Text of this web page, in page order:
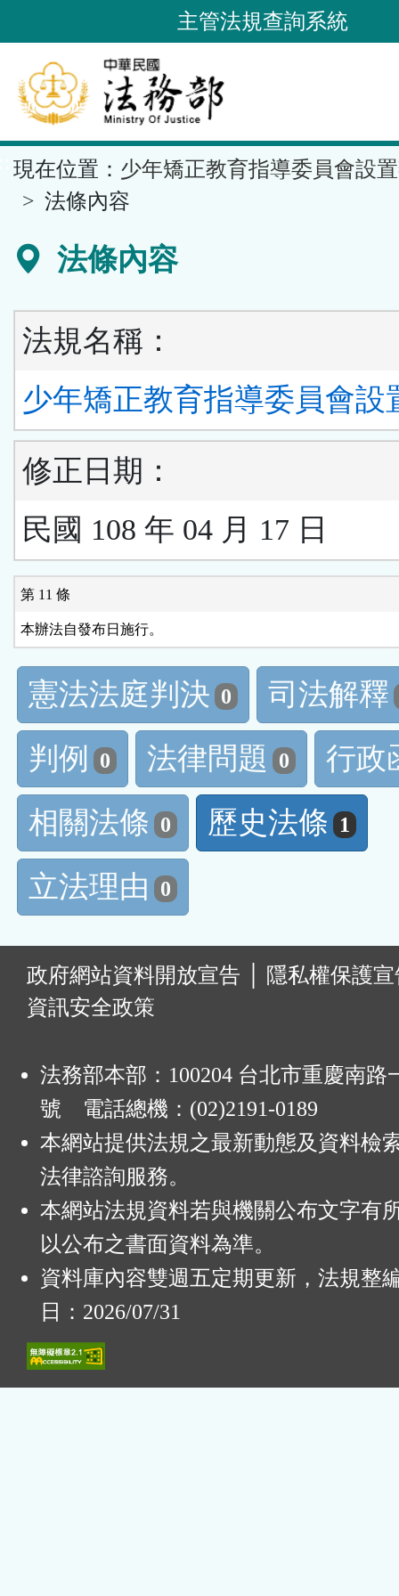
到
要
內
容
區
塊
主管法規查詢系統
現在位置： 少年矯正教育指導委員會設
法條內容
法條內容
法規名稱：
少年矯正教育指導委員會設
修正日期：
民國 108 年 04 月 17 日
第 11 條
本辦法自發布日施行。
憲法法庭判決 0
司法解釋
判例
0 法律問題 0
行政
相關法條 0 歷史法條 1
立法理由 0
政府網站資料開放宣告
隱私權保護
資訊安全政策
法務部本部：100204 台北市重慶南路
號 電話總機：(02)2191-0189
本網站提供法規之最新動態及資料檢
法律諮詢服務。
本網站法規資料若與機關公布文字有
以公布之書面資料為準。
資料庫內容雙週五定期更新，法規整
日：2026/07/31